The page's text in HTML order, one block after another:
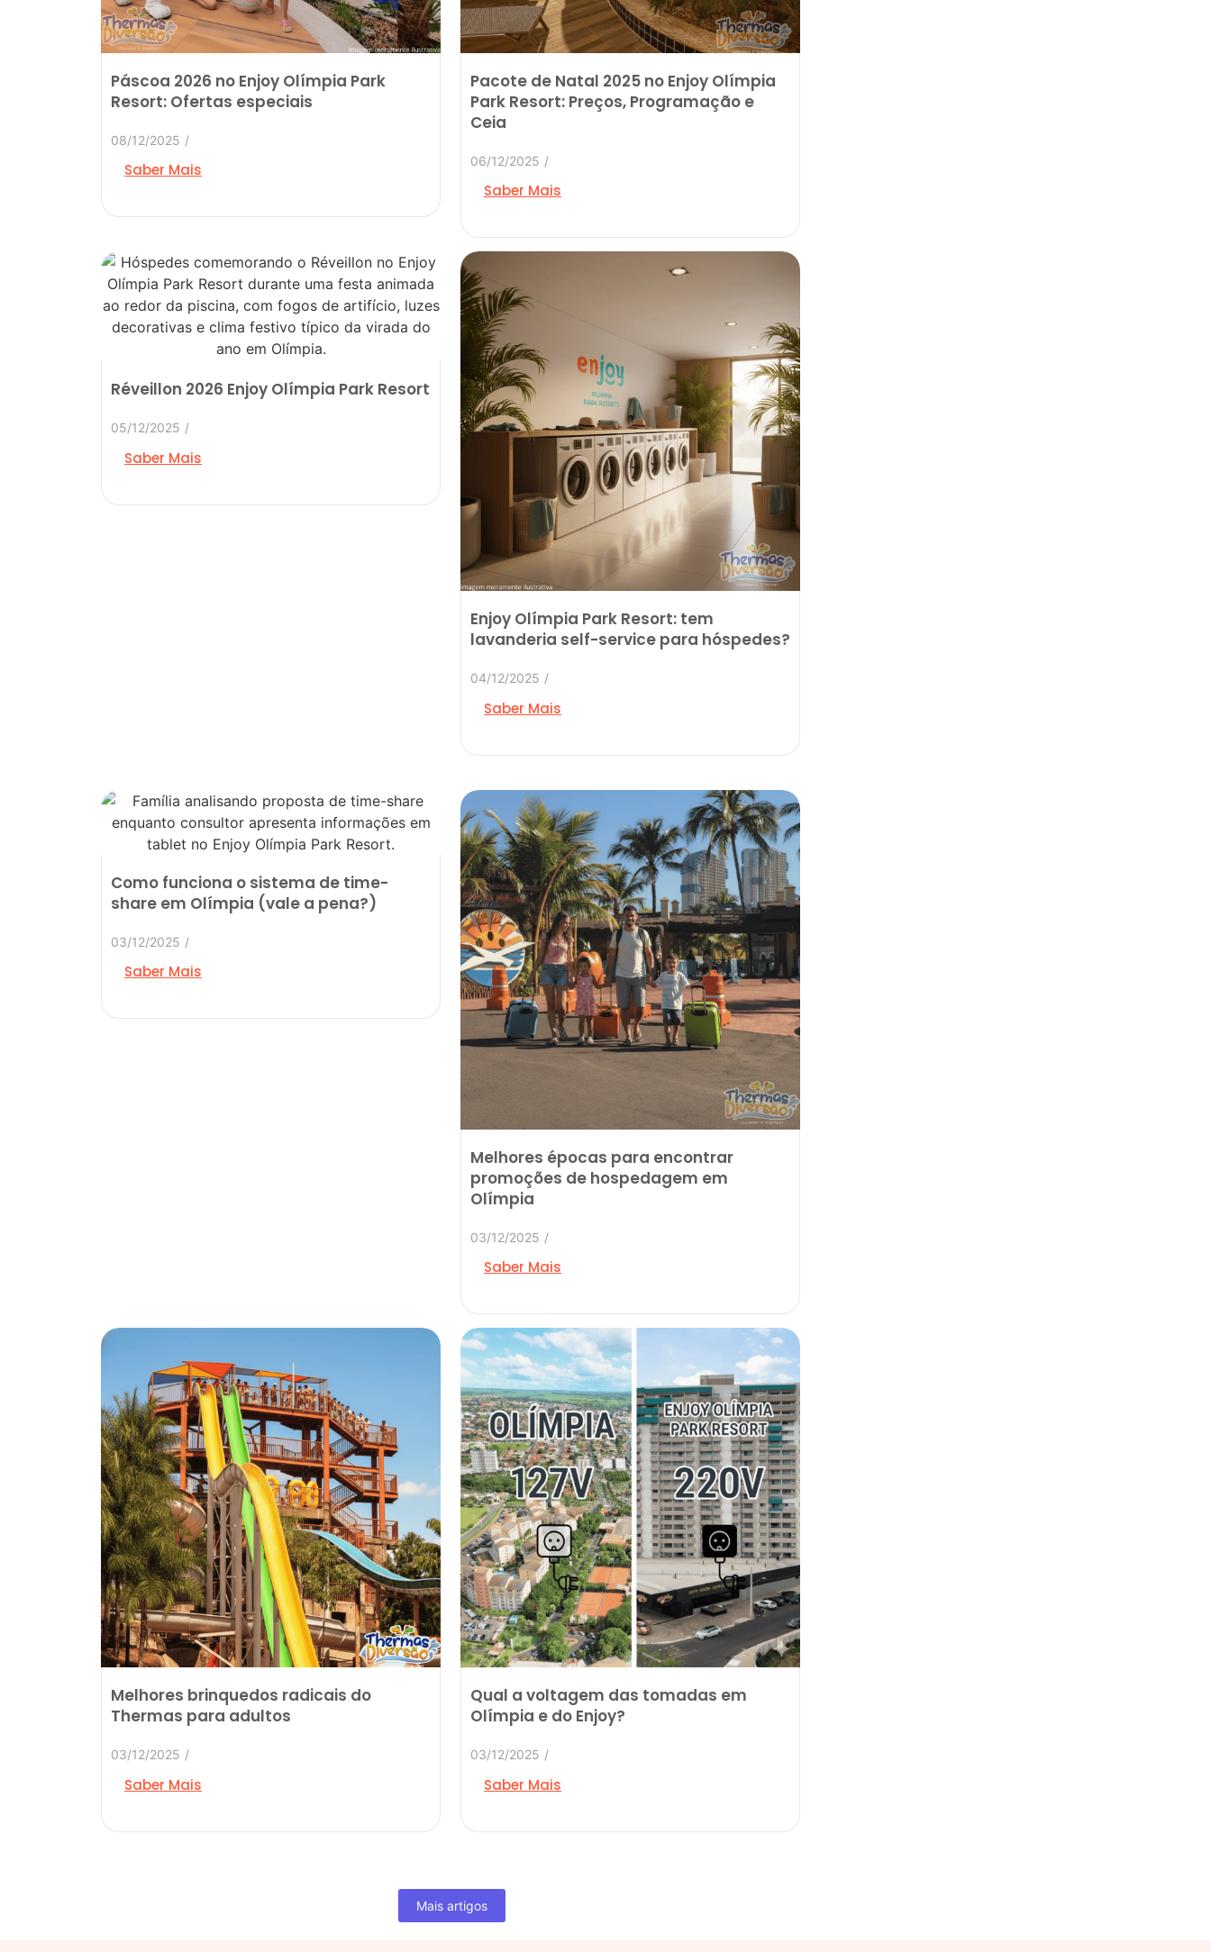
Páscoa 2026 no Enjoy Olímpia Park
Resort: Ofertas especiais
08/12/2025 /
Saber Mais
Pacote de Natal 2025 no Enjoy Olímpia
Park Resort: Preços, Programação e
Ceia
06/12/2025 /
Saber Mais
Réveillon 2026 Enjoy Olímpia Park Resort
05/12/2025 /
Saber Mais
Enjoy Olímpia Park Resort: tem
lavanderia self-service para hóspedes?
04/12/2025 /
Saber Mais
Como funciona o sistema de time-
share em Olímpia (vale a pena?)
03/12/2025 /
Saber Mais
Melhores épocas para encontrar
promoções de hospedagem em
Olímpia
03/12/2025 /
Saber Mais
Melhores brinquedos radicais do
Thermas para adultos
03/12/2025 /
Saber Mais
Qual a voltagem das tomadas em
Olímpia e do Enjoy?
03/12/2025 /
Saber Mais
Mais artigos